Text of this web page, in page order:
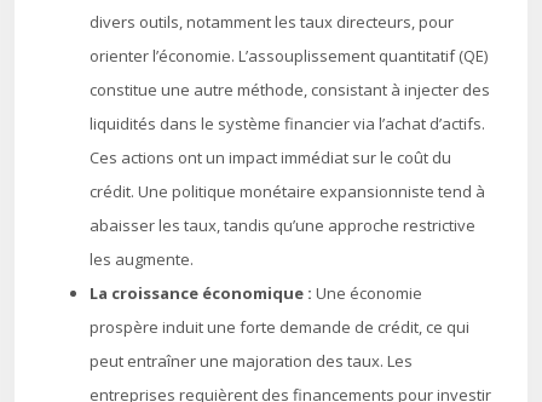
divers outils, notamment les taux directeurs, pour
orienter l’économie. L’assouplissement quantitatif (QE)
constitue une autre méthode, consistant à injecter des
liquidités dans le système financier via l’achat d’actifs.
Ces actions ont un impact immédiat sur le coût du
crédit. Une politique monétaire expansionniste tend à
abaisser les taux, tandis qu’une approche restrictive
les augmente.
La croissance économique : Une économie
prospère induit une forte demande de crédit, ce qui
peut entraîner une majoration des taux. Les
entreprises requièrent des financements pour investir